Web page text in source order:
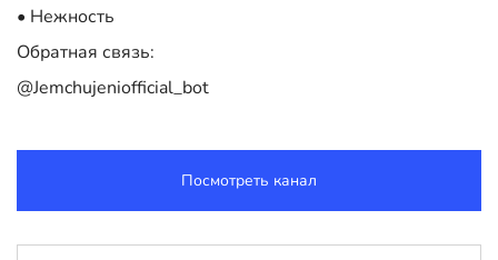
• Нежность
Обратная связь:
@Jemchujeniofficial_bot
Посмотреть канал